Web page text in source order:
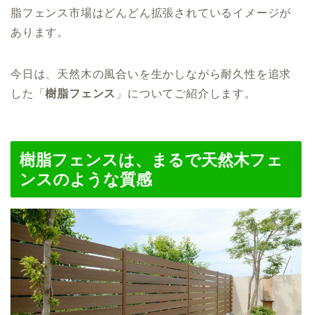
脂フェンス市場はどんどん拡張されているイメージが
あります。
今日は、天然木の風合いを生かしながら耐久性を追求
した「樹脂フェンス 」についてご紹介します。
樹脂フェンスは、まるで天然木フェ
ンスのような質感